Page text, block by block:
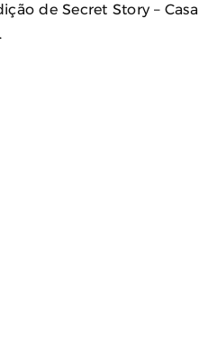
de Secret Story – Casa